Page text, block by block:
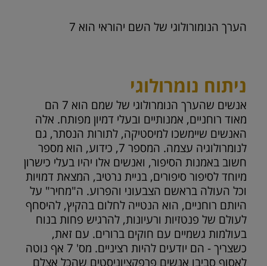
הערך הנומורולוגי של השם יהוראי הוא 7
ניתוח נומרולוגי
אנשים שהערך הנומרולוגי של שמם הוא 7 הם
מאוד רוחניים, אמנותיים ובעלי דמיון מפותח. אלה
האנשים שיימשכו למיסטיקה, לתורות הנסתר, גם
לנומרולוגיה עצמה. המספר 7, כידוע, הוא מספר
חשוב באמנות הסיפור, ואנשים אלו יהיו בעלי כישרון
מיוחד לסיפור סיפורים, בניית נרטיב, המצאת דמויות
וכל העולה בראשם הצבעוני והפרוע. ה"מחיר" על
היותם רוחניים, הוא הנטייה לחלום בהקיץ, להיסחף
לעולם של פנטזיות ורעיונות, להרגיש פחות בנוח
בעולמות גשמיים עם חוקים ברורים. עם זאת,
כשצריך - הם יודעים להיות רציניים. מס' 7 אף נוטה
לאסוף סביבו אנשים פרפקציוניסטים שהכל אצלם